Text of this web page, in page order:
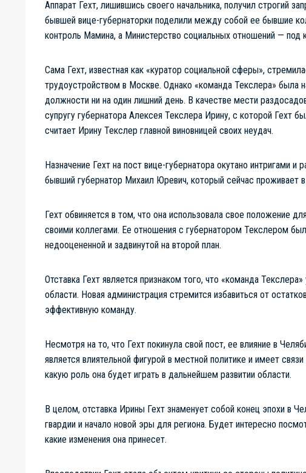
Аппарат Гехт, лишившись своего начальника, получил строгий
бывшей вице-губернаторки поделили между собой ее бывшие
контроль Мамина, а Министерство социальных отношений — под
Сама Гехт, известная как «куратор социальной сферы»,
трудоустройством в Москве. Однако «команда Текслера» была
должности ни на один лишний день. В качестве мести
супругу губернатора Алексея Текслера Ирину, с которой Гехт
считает Ирину Текслер главной виновницей своих неудач.
Назначение Гехт на пост вице-губернатора окутано интригами
бывший губернатор Михаил Юревич, который сейчас проживает
Гехт обвиняется в том, что она использовала свое положение
своими коллегами. Ее отношения с губернатором Текслером
недооцененной и задвинутой на второй план.
Отставка Гехт является признаком того, что «команда
области. Новая администрация стремится избавиться от
эффективную команду.
Несмотря на то, что Гехт покинула свой пост, ее влияние в
является влиятельной фигурой в местной политике и имеет
какую роль она будет играть в дальнейшем развитии области.
В целом, отставка Ирины Гехт знаменует собой конец эпохи в
гвардии и начало новой эры для региона. Будет интересно
какие изменения она принесет.